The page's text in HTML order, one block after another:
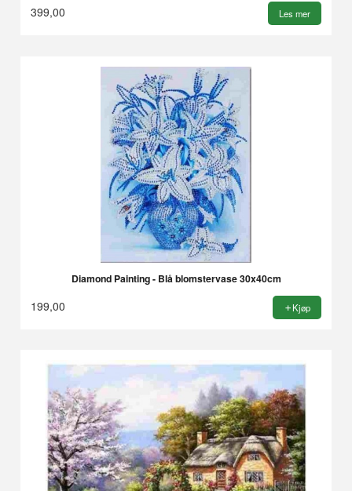
399,00 Les mer
Diamond Painting - Blå blomstervase 30x40cm
199,00 Kjøp